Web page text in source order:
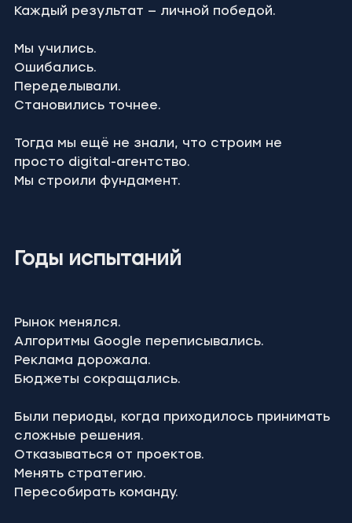
Каждый результат — личной победой.
Мы учились.
Ошибались.
Переделывали.
Становились точнее.
Тогда мы ещё не знали, что строим не
просто digital-агентство.
Мы строили фундамент.
Годы испытаний
Рынок менялся.
Алгоритмы Google переписывались.
Реклама дорожала.
Бюджеты сокращались.
Были периоды, когда приходилось принимать
сложные решения.
Отказываться от проектов.
Менять стратегию.
Пересобирать команду.